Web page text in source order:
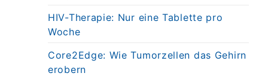
HIV-Therapie: Nur eine Tablette pro
Woche
Core2Edge: Wie Tumorzellen das Gehirn
erobern